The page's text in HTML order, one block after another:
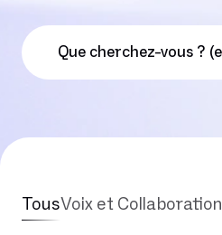
TousVoix et Collaboration